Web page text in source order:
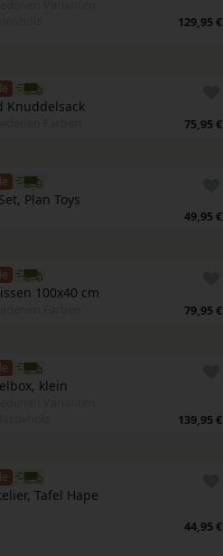
129,95 €
Knuddelsack
75,95 €
Plan Toys
49,95 €
100x40 cm
79,95 €
klein
139,95 €
Tafel Hape
44,95 €